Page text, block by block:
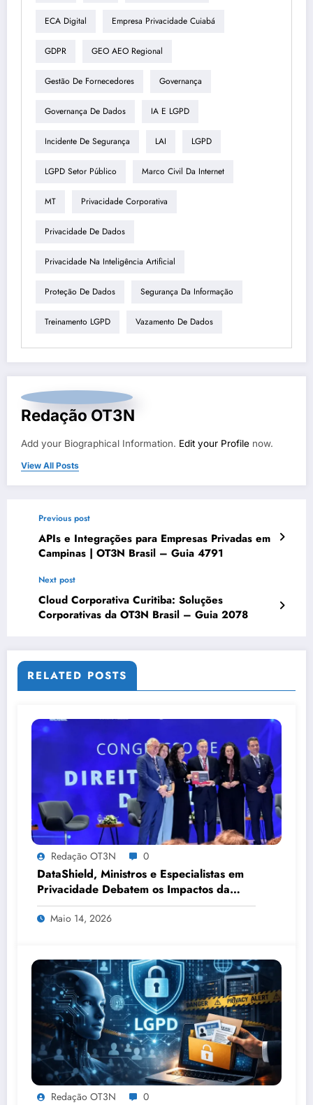
ECA Digital Empresa Privacidade Cuiabá
GDPR GEO AEO Regional
Gestão De Fornecedores Governança
Governança De Dados IA E LGPD
Incidente De Segurança LAI LGPD
LGPD Setor Público Marco Civil Da Internet
MT Privacidade Corporativa
Privacidade De Dados
Privacidade Na Inteligência Artificial
Proteção De Dados Segurança Da Informação
Treinamento LGPD Vazamento De Dados
Redação OT3N
Add your Biographical Information. Edit your Profile now.
View All Posts
Previous post
APIs e Integrações para Empresas Privadas em
Campinas | OT3N Brasil – Guia 4791
Next post
Cloud Corporativa Curitiba: Soluções
Corporativas da OT3N Brasil – Guia 2078
RELATED POSTS
Redação OT3N 0
DataShield, Ministros e Especialistas em
Privacidade Debatem os Impactos da
Tecnologia, IA e Proteção de Dados no
Congresso de Direito Digital da OAB
Maio 14, 2026
Redação OT3N 0